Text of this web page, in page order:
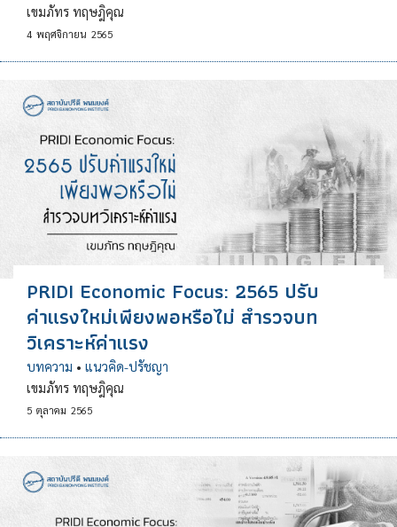
เขมภัทร ทฤษฎิคุณ
4 พฤศจิกายน 2565
PRIDI Economic Focus: 2565 ปรับ
ค่าแรงใหม่เพียงพอหรือไม่ สำรวจบท
วิเคราะห์ค่าแรง
บทความ • แนวคิด-ปรัชญา
เขมภัทร ทฤษฎิคุณ
5 ตุลาคม 2565